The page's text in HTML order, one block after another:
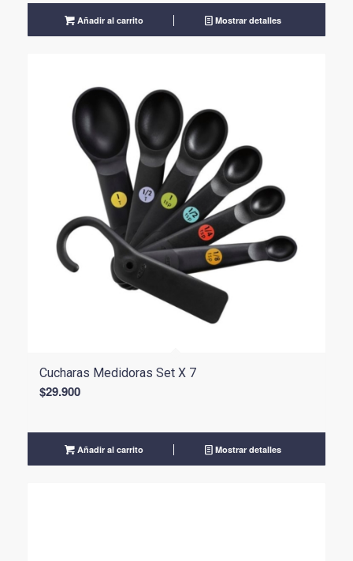
Añadir al carrito Mostrar detalles
Cucharas Medidoras Set X 7
$29.900
Añadir al carrito Mostrar detalles